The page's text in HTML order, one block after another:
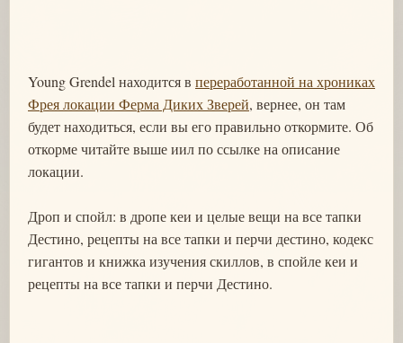
Young Grendel находится в переработанной на хрониках
Фрея локации Ферма Диких Зверей, вернее, он там
будет находиться, если вы его правильно откормите. Об
откорме читайте выше иил по ссылке на описание
локации.
Дроп и спойл: в дропе кеи и целые вещи на все тапки
Дестино, рецепты на все тапки и перчи дестино, кодекс
гигантов и книжка изучения скиллов, в спойле кеи и
рецепты на все тапки и перчи Дестино.